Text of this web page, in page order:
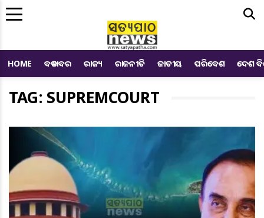
HOME ବଡ ଖବର ରାଜ୍ୟ ରାଜନୀତି ଜାତୀୟ ପରିବେଶ ଦେଶ
TAG: SUPREMCOURT